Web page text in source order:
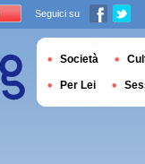
Seguici su
Società
Per Lei